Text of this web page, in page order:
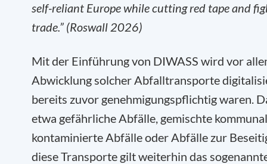
self-reliant Europe while cutting red tape and
trade.” (Roswall 2026)
Mit der Einführung von DIWASS wird vor
Abwicklung solcher Abfalltransporte
bereits zuvor genehmigungspflichtig waren.
etwa gefährliche Abfälle, gemischte
kontaminierte Abfälle oder Abfälle zur
diese Transporte gilt weiterhin das